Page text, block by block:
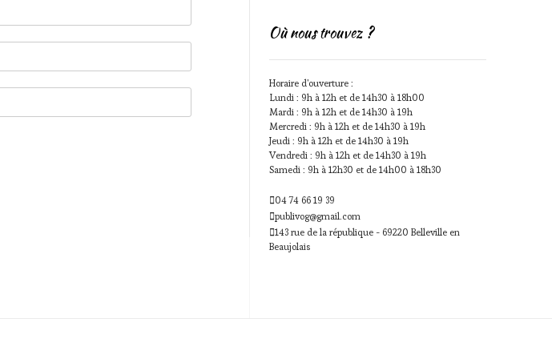
Où nous trouvez ?
Horaire d'ouverture :
Lundi : 9h à 12h et de 14h30 à 18h00
Mardi : 9h à 12h et de 14h30 à 19h
Mercredi : 9h à 12h et de 14h30 à 19h
Jeudi : 9h à 12h et de 14h30 à 19h
Vendredi : 9h à 12h et de 14h30 à 19h
Samedi : 9h à 12h30 et de 14h00 à 18h30
04 74 66 19 39
publivog@gmail.com
143 rue de la république - 69220 Belleville en
Beaujolais